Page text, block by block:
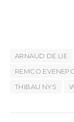
ARNAUD DE LIE
REMCO
THIBAU NYS